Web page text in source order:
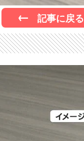
記事に戻る